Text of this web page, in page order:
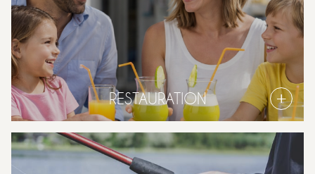
RESTAURATION